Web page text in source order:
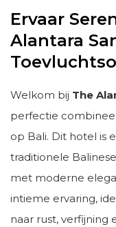
Ervaar
Alantara
Welkom bij The
perfectie
op Bali. Dit hotel is
traditionele
met moderne
intieme ervaring,
naar rust, verfijning